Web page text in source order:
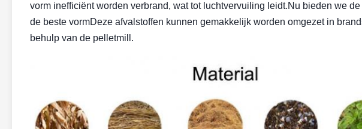
vorm inefficiënt worden verbrand, wat tot luchtvervuiling leidt.Nu bieden we
de beste vormDeze afvalstoffen kunnen gemakkelijk worden omgezet in
behulp van de pelletmill.